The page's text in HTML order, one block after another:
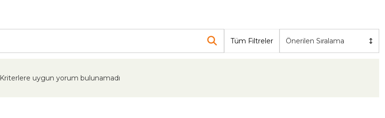
Tüm Filtreler Önerilen Sıralama
Kriterlere uygun yorum bulunamadı